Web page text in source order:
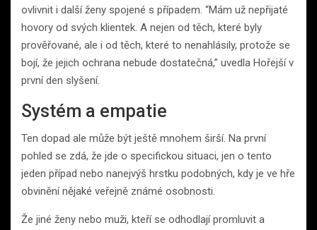
ovlivnit i další ženy spojené s případem. “Mám už nepřijaté
hovory od svých klientek. A nejen od těch, které byly
prověřované, ale i od těch, které to nenahlásily, protože se
bojí, že jejich ochrana nebude dostatečná,” uvedla Hořejší v
první den slyšení.
Systém a empatie
Ten dopad ale může být ještě mnohem širší. Na první
pohled se zdá, že jde o specifickou situaci, jen o tento
jeden případ nebo nanejvýš hrstku podobných, kdy je ve hře
obvinění nějaké veřejně známé osobnosti.
Že jiné ženy nebo muži, kteří se odhodlají promluvit a